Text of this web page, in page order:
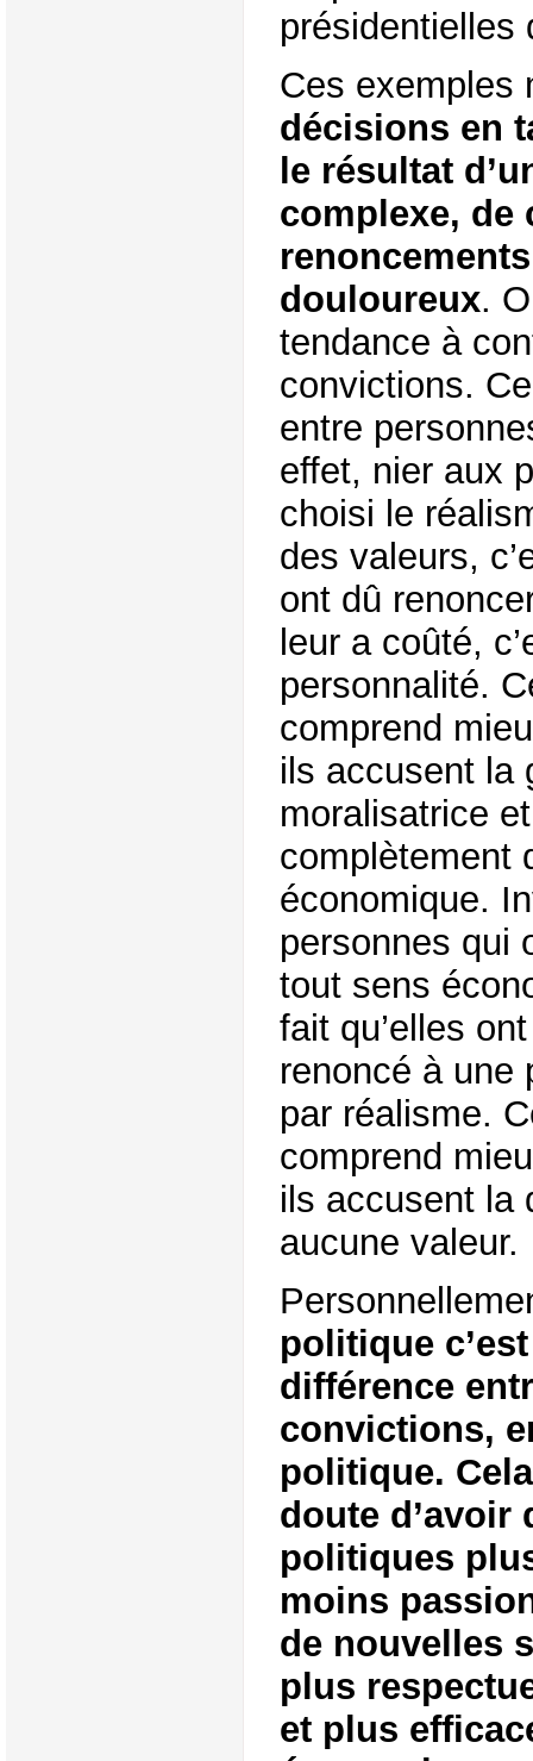
présidentielles
Ces exemples
décisions en
le résultat
complexe, de
douloureux.
tendance à
convictions.
entre
effet, nier aux
choisi le
des valeurs,
ont dû
leur a coûté,
personnalité.
comprend
ils accusent la
moralisatrice
complètement
économique.
personnes qui
tout sens
fait qu’elles
renoncé à une
par réalisme.
comprend
ils accusent la
aucune valeur.
politique
différence
convictions,
politique.
doute d’avoir
politiques
moins
de nouvelles
plus
et plus